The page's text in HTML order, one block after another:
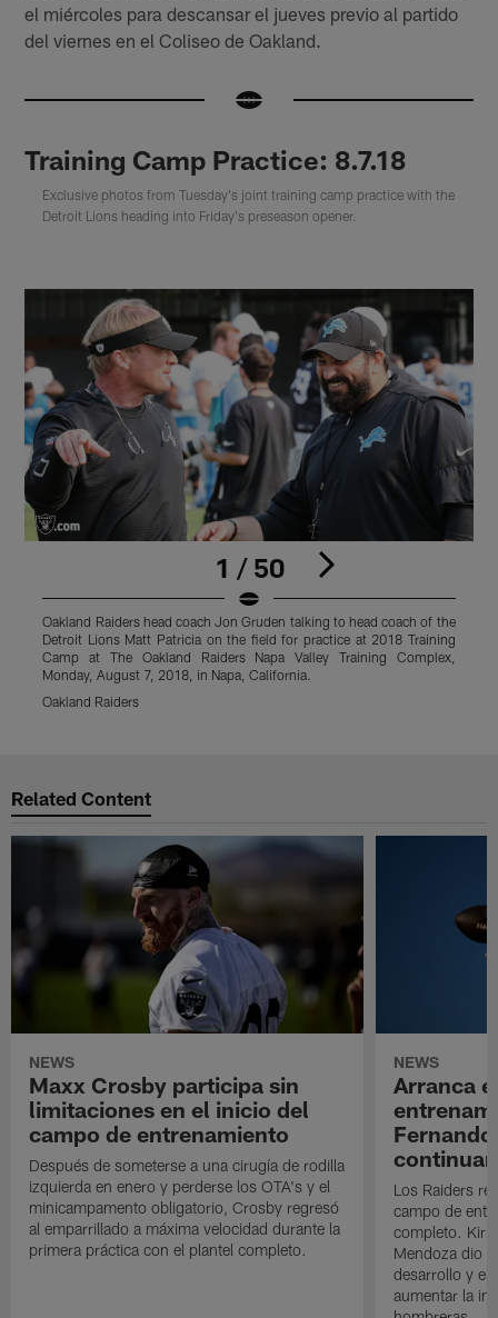
el miércoles para descansar el jueves previo al partido
del viernes en el Coliseo de Oakland.
Training Camp Practice: 8.7.18
Exclusive photos from Tuesday's joint training camp practice with the
Detroit Lions heading into Friday's preseason opener.
1 / 50
Oakland Raiders head coach Jon Gruden talking to head coach of the
Detroit Lions Matt Patricia on the field for practice at 2018 Training
Camp at The Oakland Raiders Napa Valley Training Complex,
Monday, August 7, 2018, in Napa, California.
Oakland Raiders
Related Content
NEWS
Maxx Crosby participa sin
limitaciones en el inicio del
campo de entrenamiento
Después de someterse a una cirugía de rodilla
izquierda en enero y perderse los OTA's y el
minicampamento obligatorio, Crosby regresó
al emparrillado a máxima velocidad durante la
primera práctica con el plantel completo.
NEWS
Arranca
Los Raiders
campo de
completo. Kirk
Mendoza dio
desarrollo y el
aumentar la